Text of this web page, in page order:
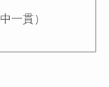
一貫）